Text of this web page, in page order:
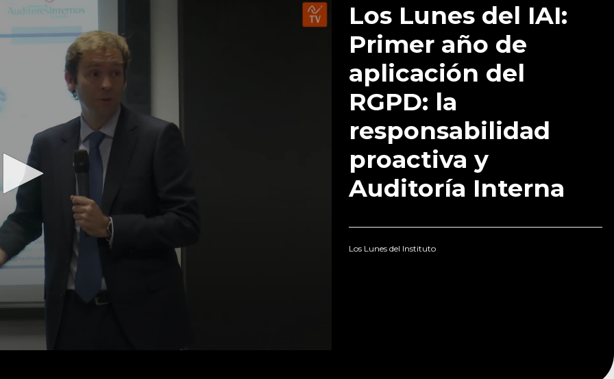
Los Lunes del IAI:
Primer año de
aplicación del
RGPD: la
responsabilidad
proactiva y
Auditoría Interna
Los Lunes del Instituto